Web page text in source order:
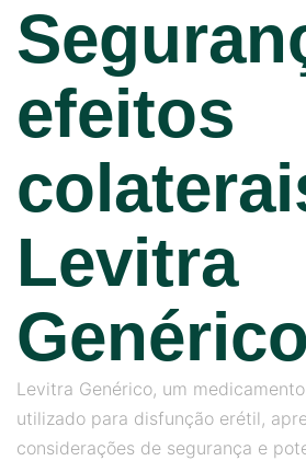
efeitos
Levitra
Genérico
Levitra Genérico, um
utilizado para disfunção erétil,
considerações de segurança e